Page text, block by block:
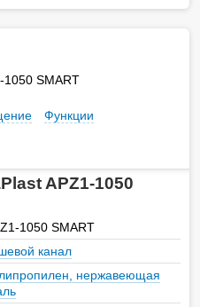
1050 SMART
Функции
APZ1-1050
1050 SMART
канал
нержавеющая